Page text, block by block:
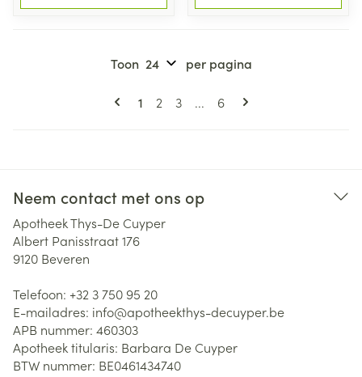
Pagina's
U lees momenteel pagina
1 Pagina
2 Pagina
3 ... Pagina
6
Toon per pagina
Neem contact met ons op
Apotheek Thys-De Cuyper
Albert Panisstraat 176
9120 Beveren
Telefoon: +32 3 750 95 20
E-mailadres: info@apotheekthys-decuyper.be
APB nummer: 460303
Apotheek titularis: Barbara De Cuyper
BTW nummer: BE0461434740